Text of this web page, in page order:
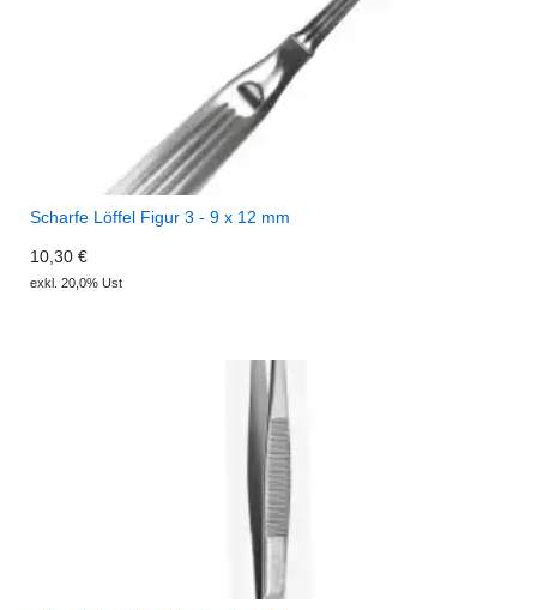
Scharfe Löffel Figur 3 - 9 x 12 mm
10,30 €
exkl. 20,0% Ust